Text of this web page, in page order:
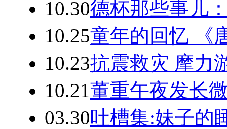
10.30德杯那些事儿
10.25童年的回忆 《
10.23抗震救灾 摩力
10.21董重午夜发长
03.30吐槽集:妹子的